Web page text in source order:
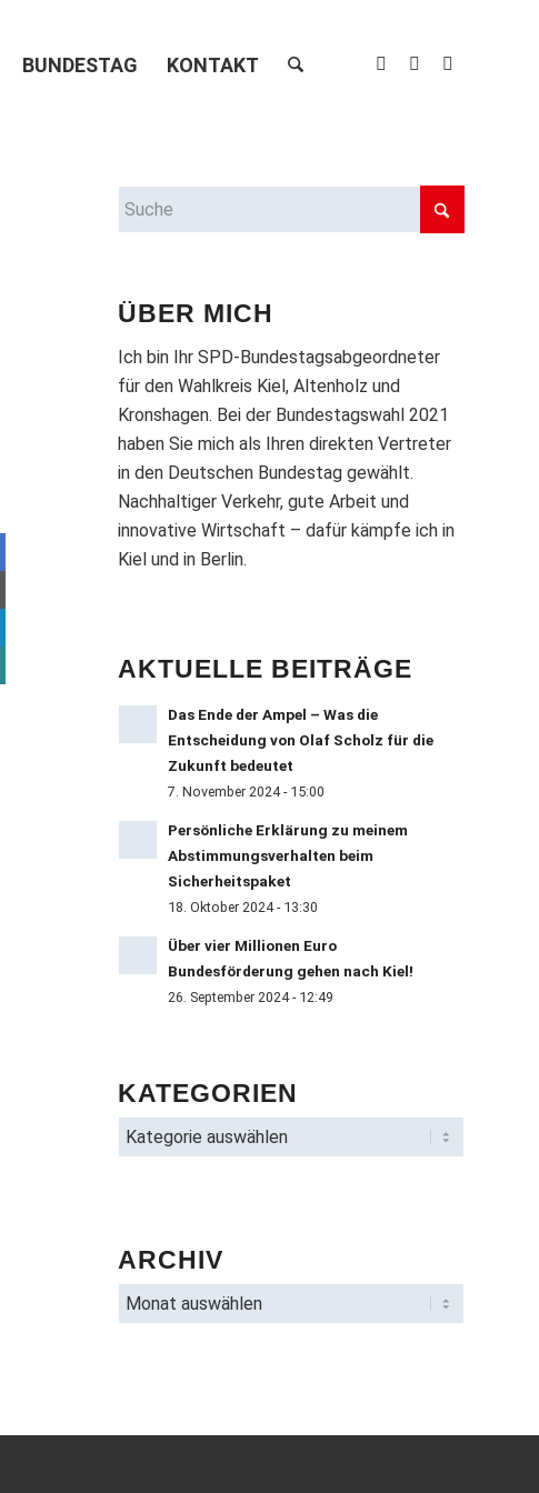
BUNDESTAG KONTAKT
ÜBER MICH
Ich bin Ihr SPD-Bundestagsabgeordneter
für den Wahlkreis Kiel, Altenholz und
Kronshagen. Bei der Bundestagswahl 2021
haben Sie mich als Ihren direkten Vertreter
in den Deutschen Bundestag gewählt.
Nachhaltiger Verkehr, gute Arbeit und
innovative Wirtschaft – dafür kämpfe ich in
Kiel und in Berlin.
AKTUELLE BEITRÄGE
Das Ende der Ampel – Was die
Entscheidung von Olaf Scholz für die
Zukunft bedeutet
7. November 2024 - 15:00
Persönliche Erklärung zu meinem
Abstimmungsverhalten beim
Sicherheitspaket
18. Oktober 2024 - 13:30
Über vier Millionen Euro
Bundesförderung gehen nach Kiel!
26. September 2024 - 12:49
KATEGORIEN
ARCHIV